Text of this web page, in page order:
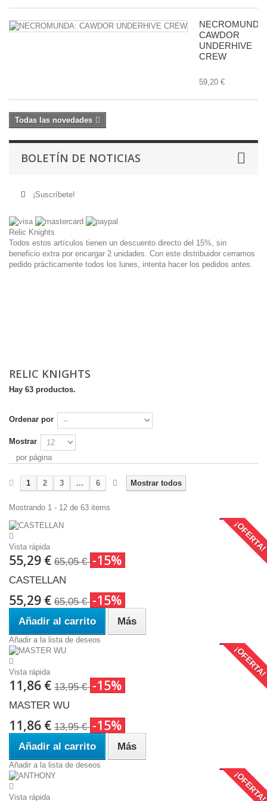
NECROMUNDA:
CAWDOR
UNDERHIVE
CREW
59,20 €
Todas las novedades
BOLETÍN DE NOTICIAS
¡Suscríbete!
Relic Knights
Todos estos artículos tienen un descuento directo del 15%, sin
beneficio extra por encargar 2 unidades. Con este distribuidor cerramos
pedido prácticamente todos los lunes, intenta hacer los pedidos antes.
RELIC KNIGHTS
Hay 63 productos.
Ordenar por
Mostrar
por página
Mostrar todos
1 2 3 ... 6
Mostrando 1 - 12 de 63 items
Vista rápida
55,29 € 65,05 € -15%
CASTELLAN
55,29 € 65,05 € -15%
Añadir al carrito Más
Añadir a la lista de deseos
Vista rápida
11,86 € 13,95 € -15%
MASTER WU
11,86 € 13,95 € -15%
Añadir al carrito Más
Añadir a la lista de deseos
Vista rápida